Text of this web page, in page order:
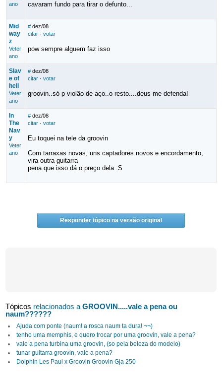
ano
cavaram fundo para tirar o defunto...
Mid
way
z
Veter
ano
# dez/08
citar· votar
pow sempre alguem faz isso
Slav
e of
hell
Veter
ano
# dez/08
citar· votar
groovin..só p violão de aço..o resto....deus me defenda!
In
The
Nav
y
Veter
ano
# dez/08
citar· votar
Eu toquei na tele da groovin
Com tarraxas novas, uns captadores novos e encordamento,
vira outra guitarra
pena que isso dá o preço dela :S
Responder tópico na versão original
Tópicos relacionados aGROOVIN.....vale a pena ou
naum??????
Ajuda com ponte (naum! a rosca naum ta dura! ¬¬)
tenho uma memphis, e quero trocar por uma groovin, vale a pena?
vale a pena turbina uma groovin, (so pela beleza do modelo)
tunar guitarra groovin, vale a pena?
Dolphin Les Paul x Groovin Groovin Gja 250